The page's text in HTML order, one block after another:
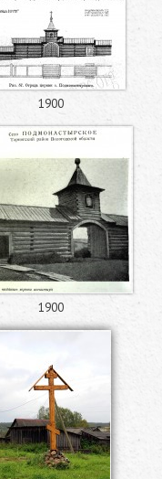
1900
1900